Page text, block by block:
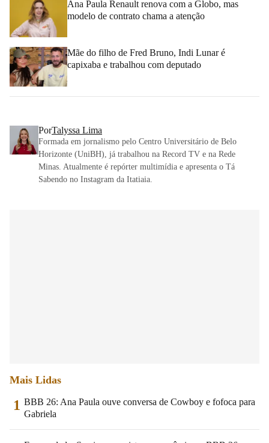
Ana Paula Renault renova com a Globo, mas
modelo de contrato chama a atenção
Mãe do filho de Fred Bruno, Indi Lunar é
capixaba e trabalhou com deputado
PorTalyssa Lima
Formada em jornalismo pelo Centro Universitário de Belo
Horizonte (UniBH), já trabalhou na Record TV e na Rede
Minas. Atualmente é repórter multimídia e apresenta o Tá
Sabendo no Instagram da Itatiaia.
Mais Lidas
1 BBB 26: Ana Paula ouve conversa de Cowboy e fofoca para
Gabriela